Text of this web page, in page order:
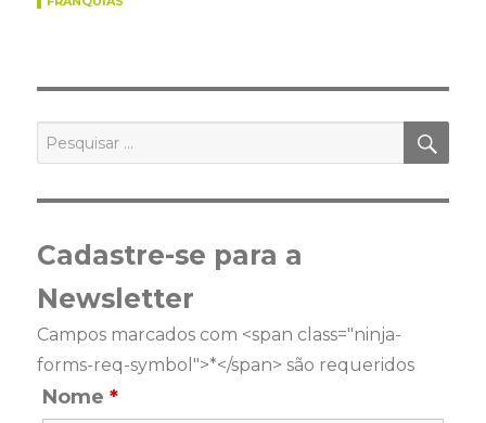
por:
Cadastre-se para a
Newsletter
Campos marcados com <span class="ninja-
forms-req-symbol">*</span> são requeridos
Nome*